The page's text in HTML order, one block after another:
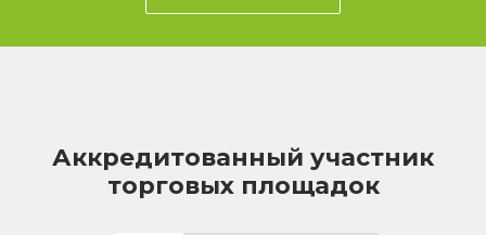
Аккредитованный участник
торговых площадок